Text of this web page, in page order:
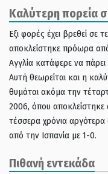
Καλύτερη πορεία
Εξι φορές έχει βρεθεί σε
αποκλείστηκε πρόωρα
Αγγλία κατάφερε να
Αυτή θεωρείται και η
θυμάται ακόμα την
2006, όπου αποκλείστηκε
τέσσερα χρόνια
από την Ισπανία με 1-0.
Πιθανή εντεκάδα